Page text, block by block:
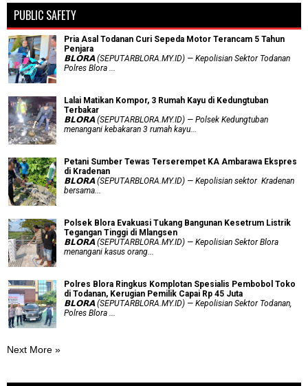
PUBLIC SAFETY
Pria Asal Todanan Curi Sepeda Motor Terancam 5 Tahun
Penjara
𝗕𝗟𝗢𝗥𝗔 (SEPUTARBLORA.MY.ID) — Kepolisian Sektor Todanan
Polres Blora ...
Lalai Matikan Kompor, 3 Rumah Kayu di Kedungtuban
Terbakar
𝗕𝗟𝗢𝗥𝗔 (SEPUTARBLORA.MY.ID) — Polsek Kedungtuban
menangani kebakaran 3 rumah kayu...
Petani Sumber Tewas Terserempet KA Ambarawa Ekspres
di Kradenan
𝗕𝗟𝗢𝗥𝗔 (SEPUTARBLORA.MY.ID) — Kepolisian sektor Kradenan
bersama...
Polsek Blora Evakuasi Tukang Bangunan Kesetrum Listrik
Tegangan Tinggi di Mlangsen
𝗕𝗟𝗢𝗥𝗔 (SEPUTARBLORA.MY.ID) — Kepolisian Sektor Blora
menangani kasus orang...
Polres Blora Ringkus Komplotan Spesialis Pembobol Toko
di Todanan, Kerugian Pemilik Capai Rp 45 Juta
𝗕𝗟𝗢𝗥𝗔 (SEPUTARBLORA.MY.ID) — Kepolisian Sektor Todanan,
Polres Blora ...
Next More »